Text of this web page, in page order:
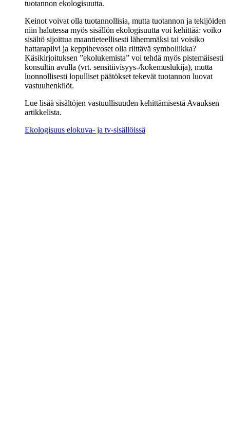
tuotannon ekologisuutta.
Keinot voivat olla tuotannollisia, mutta tuotannon ja tekijöiden
niin halutessa myös sisällön ekologisuutta voi kehittää: voiko
sisältö sijoittua maantieteellisesti lähemmäksi tai voisiko
hattarapilvi ja keppihevoset olla riittävä symboliikka?
Käsikirjoituksen ”ekolukemista” voi tehdä myös pistemäisesti
konsultin avulla (vrt. sensitiivisyys-/kokemuslukija), mutta
luonnollisesti lopulliset päätökset tekevät tuotannon luovat
vastuuhenkilöt.
Lue lisää sisältöjen vastuullisuuden kehittämisestä Avauksen
artikkelista.
Ekologisuus elokuva- ja tv-sisällöissä